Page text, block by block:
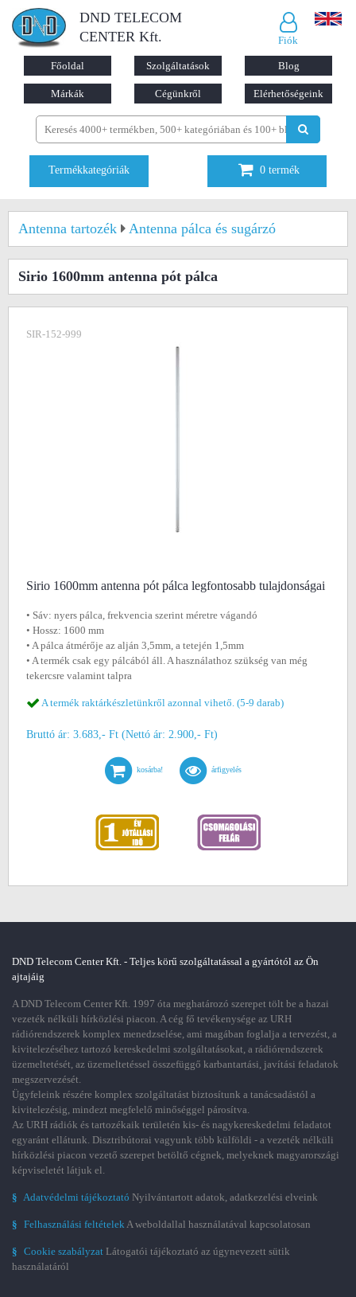
DND TELECOM
CENTER Kft.
Fiók
Főoldal Szolgáltatások Blog
Márkák Cégünkről Elérhetőségeink
Termékkategóriák 0 termék
Antenna tartozék Antenna pálca és sugárzó
Sirio 1600mm antenna pót pálca
SIR-152-999
Sirio 1600mm antenna pót pálca legfontosabb tulajdonságai
• Sáv: nyers pálca, frekvencia szerint méretre vágandó
• Hossz: 1600 mm
• A pálca átmérője az alján 3,5mm, a tetején 1,5mm
• A termék csak egy pálcából áll. A használathoz szükség van még
tekercsre valamint talpra
A termék raktárkészletünkről azonnal vihető. (5-9 darab)
Bruttó ár: 3.683,- Ft (Nettó ár: 2.900,- Ft)
kosárba! árfigyelés
DND Telecom Center Kft. - Teljes körű szolgáltatással a gyártótól az Ön
ajtajáig
A DND Telecom Center Kft. 1997 óta meghatározó szerepet tölt be a hazai
vezeték nélküli hírközlési piacon. A cég fő tevékenysége az URH
rádiórendszerek komplex menedzselése, ami magában foglalja a tervezést, a
kivitelezéséhez tartozó kereskedelmi szolgáltatásokat, a rádiórendszerek
üzemeltetését, az üzemeltetéssel összefüggő karbantartási, javítási feladatok
megszervezését.
Ügyfeleink részére komplex szolgáltatást biztosítunk a tanácsadástól a
kivitelezésig, mindezt megfelelő minőséggel párosítva.
Az URH rádiók és tartozékaik területén kis- és nagykereskedelmi feladatot
egyaránt ellátunk. Disztribútorai vagyunk több külföldi - a vezeték nélküli
hírközlési piacon vezető szerepet betöltő cégnek, melyeknek magyarországi
képviseletét látjuk el.
§ Adatvédelmi tájékoztató Nyilvántartott adatok, adatkezelési elveink
§ Felhasználási feltételekA weboldallal használatával kapcsolatosan
§ Cookie szabályzat Látogatói tájékoztató az úgynevezett sütik
használatáról